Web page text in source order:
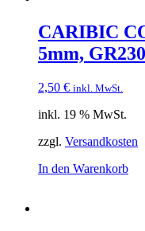
CARIBIC
5mm,
2,50 € inkl. MwSt.
inkl. 19 % MwSt.
zzgl. Versandkosten
In den Warenkorb